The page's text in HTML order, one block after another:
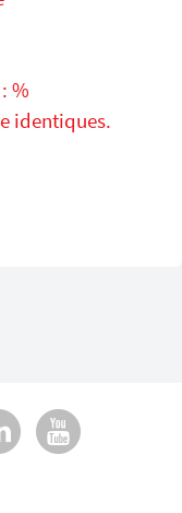
%
identiques.